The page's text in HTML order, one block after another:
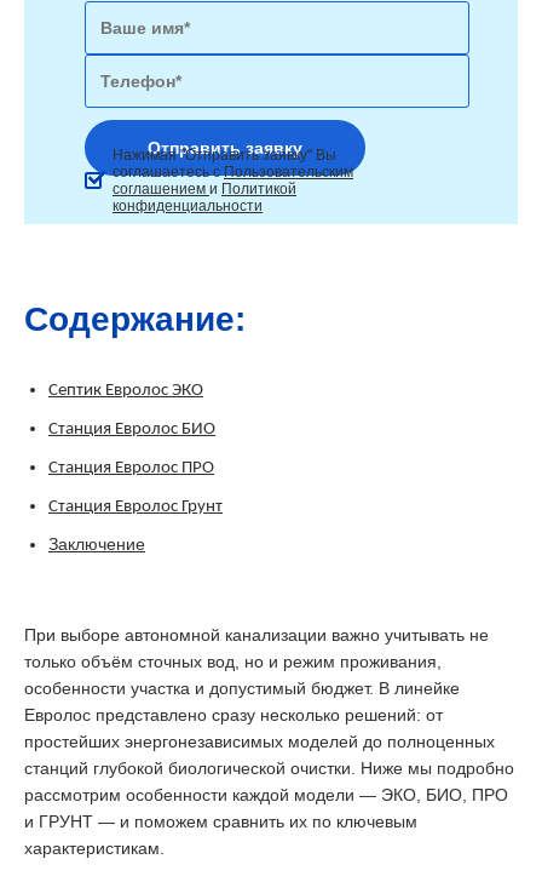
Нажимая "Отправить заявку" Вы
соглашаетесь сПользовательским
соглашением и Политикой
конфиденциальности
Содержание:
Септик Евролос ЭКО
Станция Евролос БИО
Станция Евролос ПРО
Станция Евролос Грунт
Заключение
При выборе автономной канализации важно учитывать не
только объём сточных вод, но и режим проживания,
особенности участка и допустимый бюджет. В линейке
Евролос представлено сразу несколько решений: от
простейших энергонезависимых моделей до полноценных
станций глубокой биологической очистки. Ниже мы подробно
рассмотрим особенности каждой модели — ЭКО, БИО, ПРО
и ГРУНТ — и поможем сравнить их по ключевым
характеристикам.